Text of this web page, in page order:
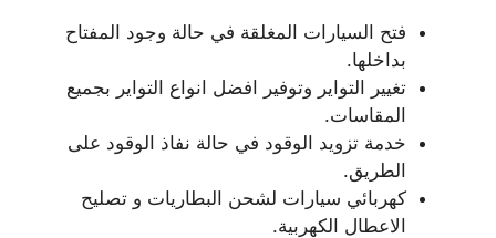
فتح السيارات المغلقة في حالة وجود المفتاح
بداخلها.
تغيير التواير وتوفير افضل انواع التواير بجميع
المقاسات.
خدمة تزويد الوقود في حالة نفاذ الوقود على
الطريق.
كهربائي سيارات لشحن البطاريات و تصليح
الاعطال الكهربية.